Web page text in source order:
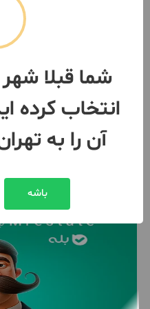
95 متر سبلان
مبلغ
9 ماه پیش
شما قبلا
انتخاب کرده
آن را به
باشه